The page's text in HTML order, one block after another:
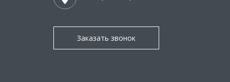
Заказать звонок